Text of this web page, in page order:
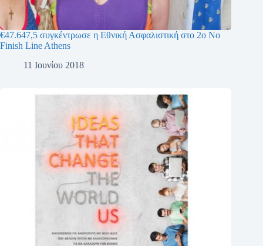
€47.647,5 συγκέντρωσε η Εθνική Ασφαλιστική στο 2ο No
Finish Line Athens
11 Ιουνίου 2018